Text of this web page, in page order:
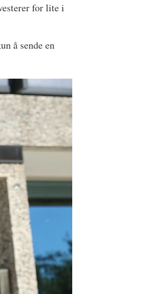
for lite i
å sende en